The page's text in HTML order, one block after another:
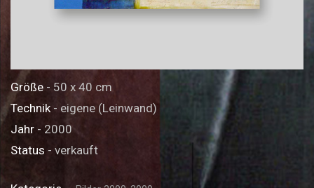
Größe - 50 x 40 cm
Technik- eigene (Leinwand)
Jahr - 2000
Status - verkauft